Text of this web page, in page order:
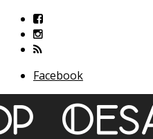
Facebook